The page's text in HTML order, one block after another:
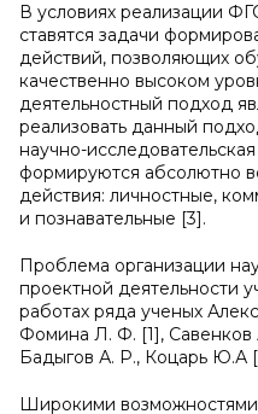
В условиях реализации
ставятся задачи
действий, позволяющих
качественно высоком
деятельностный подход
реализовать данный
научно-
формируются абсолютно
действия: личностные,
и познавательные [3].
Проблема организации
проектной деятельности
работах ряда ученых
Фомина Л. Ф. [1],
Бадыгов А. Р., Коцарь Ю.А
Широкими